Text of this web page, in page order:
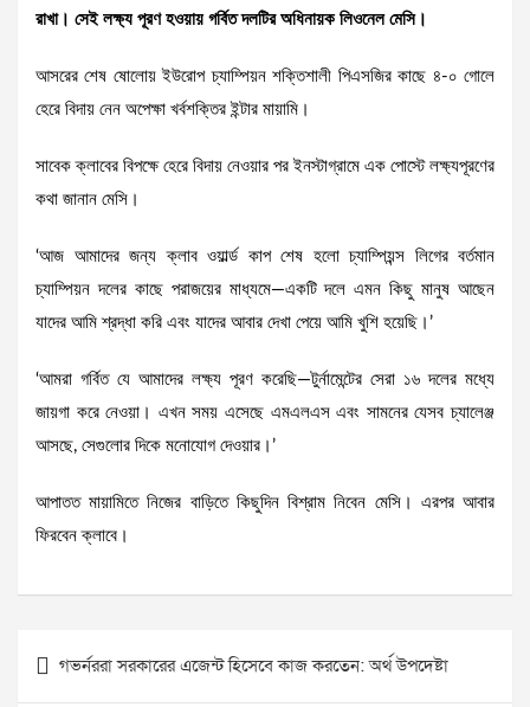
রাখা। সেই লক্ষ্য পূরণ হওয়ায় গর্বিত দলটির অধিনায়ক লিওনেল মেসি।
আসরের শেষ ষোলোয় ইউরোপ চ্যাম্পিয়ন শক্তিশালী পিএসজির কাছে ৪-০ গোলে
হেরে বিদায় নেন অপেক্ষা খর্বশক্তির ইন্টার মায়ামি।
সাবেক ক্লাবের বিপক্ষে হেরে বিদায় নেওয়ার পর ইনস্টাগ্রামে এক পোস্টে লক্ষ্যপূরণের
কথা জানান মেসি।
‘আজ আমাদের জন্য ক্লাব ওয়ার্ল্ড কাপ শেষ হলো চ্যাম্পিয়ন্স লিগের বর্তমান
চ্যাম্পিয়ন দলের কাছে পরাজয়ের মাধ্যমে—একটি দলে এমন কিছু মানুষ আছেন
যাদের আমি শ্রদ্ধা করি এবং যাদের আবার দেখা পেয়ে আমি খুশি হয়েছি।’
‘আমরা গর্বিত যে আমাদের লক্ষ্য পূরণ করেছি—টুর্নামেন্টের সেরা ১৬ দলের মধ্যে
জায়গা করে নেওয়া। এখন সময় এসেছে এমএলএস এবং সামনের যেসব চ্যালেঞ্জ
আসছে, সেগুলোর দিকে মনোযোগ দেওয়ার।’
আপাতত মায়ামিতে নিজের বাড়িতে কিছুদিন বিশ্রাম নিবেন মেসি। এরপর আবার
ফিরবেন ক্লাবে।
Post
navigation
গভর্নররা সরকারের এজেন্ট হিসেবে কাজ করতেন: অর্থ উপদেষ্টা